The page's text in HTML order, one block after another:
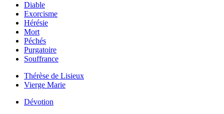
Diable
Exorcisme
Hérésie
Mort
Péchés
Purgatoire
Souffrance
Thérèse de Lisieux
Vierge Marie
Dévotion